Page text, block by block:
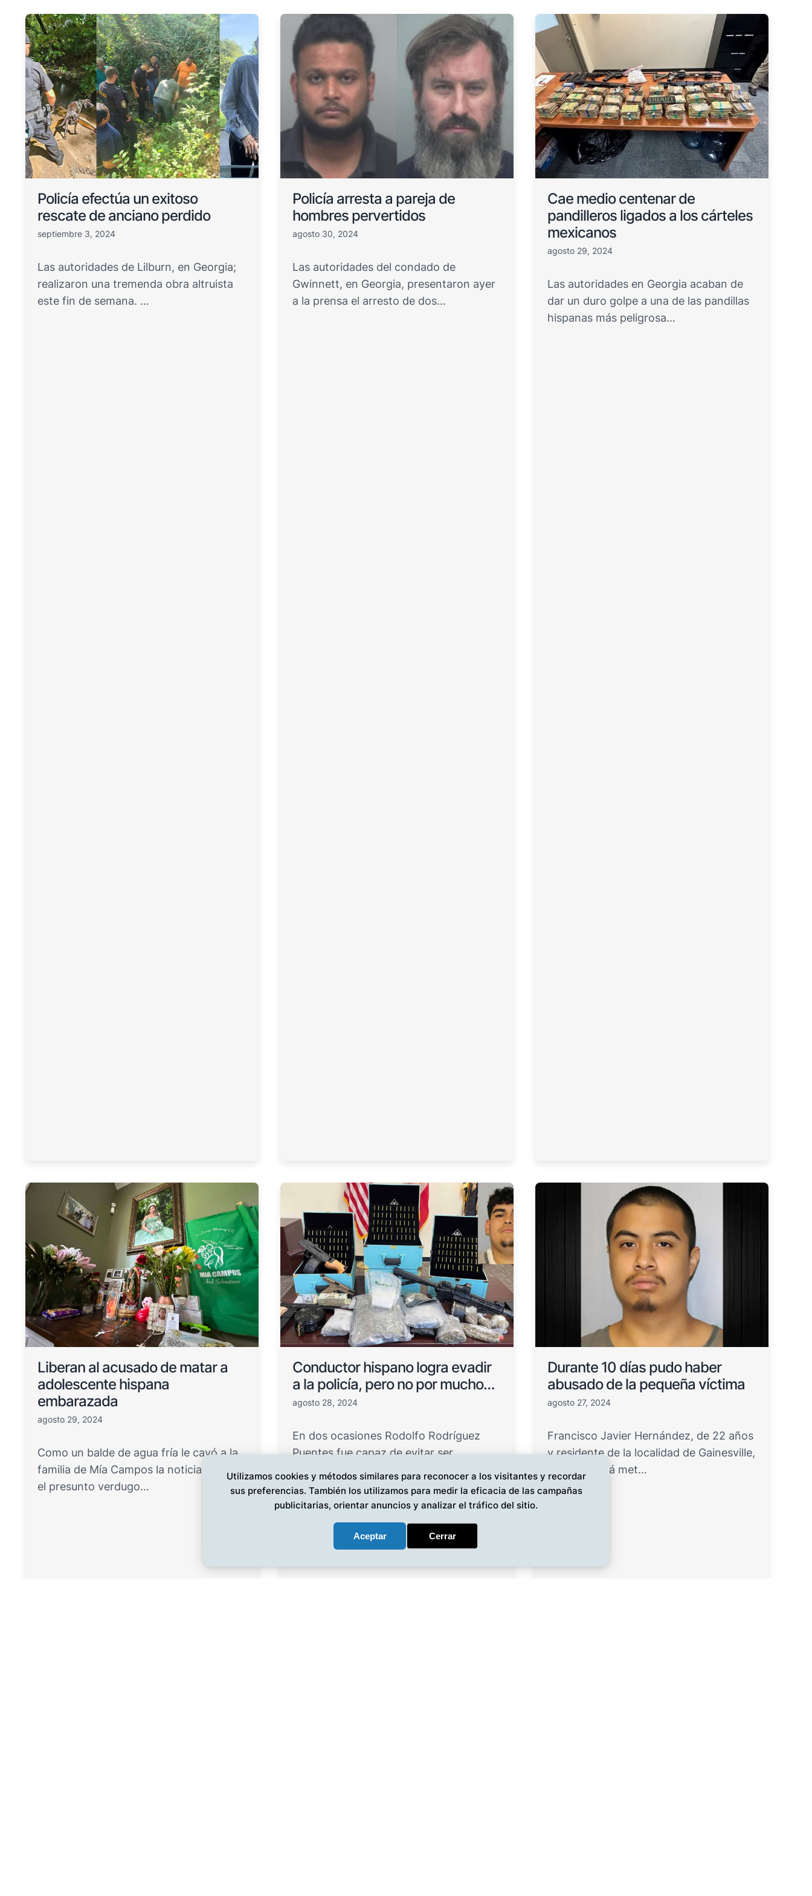
Policía efectúa un exitoso
rescate de anciano perdido
septiembre 3, 2024
Las autoridades de Lilburn, en Georgia;
realizaron una tremenda obra altruista
este fin de semana. …
Policía arresta a pareja de
hombres pervertidos
agosto 30, 2024
Las autoridades del condado de
Gwinnett, en Georgia, presentaron ayer
a la prensa el arresto de dos…
Cae medio centenar de
pandilleros ligados a los cárteles
mexicanos
agosto 29, 2024
Las autoridades en Georgia acaban de
dar un duro golpe a una de las pandillas
hispanas más peligrosa…
Liberan al acusado de matar a
adolescente hispana
embarazada
agosto 29, 2024
Como un balde de agua fría le cayó a la
familia de Mía Campos la noticia de que
el presunto verdugo…
Conductor hispano logra evadir
a la policía, pero no por mucho…
agosto 28, 2024
En dos ocasiones Rodolfo Rodríguez
Puentes fue capaz de evitar ser
arrestado por las autoridades de…
Durante 10 días pudo haber
abusado de la pequeña víctima
agosto 27, 2024
Francisco Javier Hernández, de 22 años
y residente de la localidad de Gainesville,
Georgia, está met…
Utilizamos cookies y métodos similares para reconocer a los visitantes y recordar
sus preferencias. También los utilizamos para medir la eficacia de las campañas
publicitarias, orientar anuncios y analizar el tráfico del sitio.
Aceptar Cerrar